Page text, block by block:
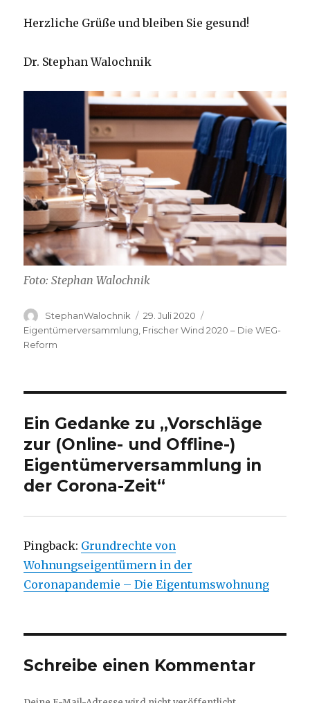
Herzliche Grüße und bleiben Sie gesund!
Dr. Stephan Walochnik
Foto: Stephan Walochnik
Autor
StephanWalochnik
Veröffentlicht
am
29. Juli 2020
Eigentümerversammlung Frischer Wind 2020 – Die WEG-
Reform
Ein Gedanke zu „Vorschläge
zur (Online- und Offline-)
Eigentümerversammlung in
der Corona-Zeit“
Pingback: Grundrechte von
Wohnungseigentümern in der
Coronapandemie – Die Eigentumswohnung
Schreibe einen Kommentar